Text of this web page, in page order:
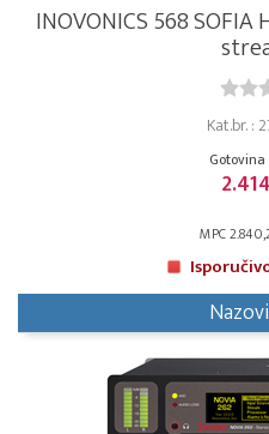
INOVONICS 568
Kat.br. :
MPC